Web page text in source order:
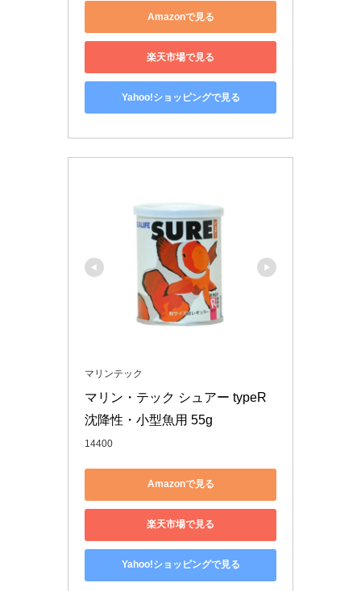
Amazonで見る
楽天市場で見る
Yahoo!ショッピングで見る
マリンテック
マリン・テック シュアー typeR
沈降性・小型魚用 55g
14400
Amazonで見る
楽天市場で見る
Yahoo!ショッピングで見る